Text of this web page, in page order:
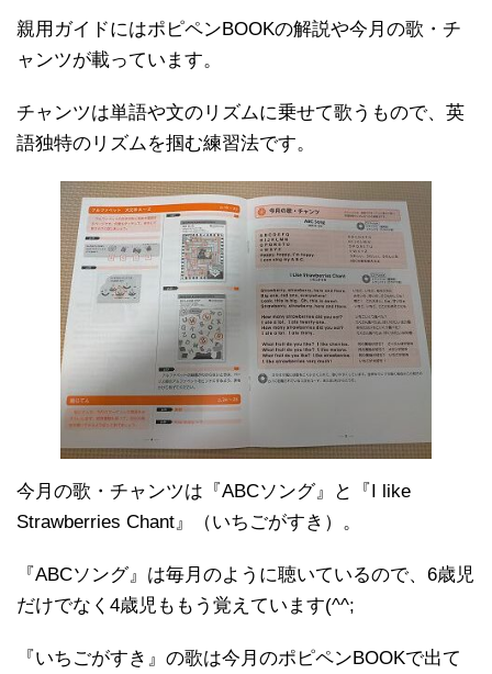
親用ガイドにはポピペンBOOKの解説や今月の歌・チ
ャンツが載っています。
チャンツは単語や文のリズムに乗せて歌うもので、英
語独特のリズムを掴む練習法です。
今月の歌・チャンツは『ABCソング』と『I like
Strawberries Chant』（いちごがすき）。
『ABCソング』は毎月のように聴いているので、6歳児
だけでなく4歳児ももう覚えています(^^;
『いちごがすき』の歌は今月のポピペンBOOKで出て